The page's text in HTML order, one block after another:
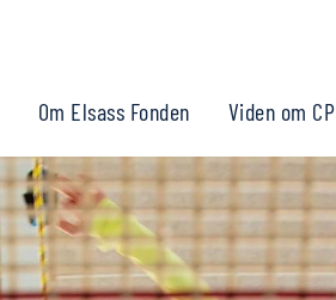
Om Elsass Fonden Viden om CP